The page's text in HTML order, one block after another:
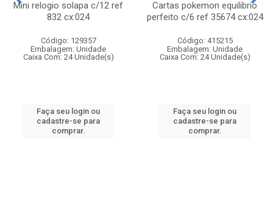
Mini relogio solapa c/12 ref
832 cx:024
Código: 129357
Embalagem: Unidade
Caixa Com: 24 Unidade(s)
Faça seu login ou
cadastre-se para
comprar.
Cartas pokemon equilibrio
perfeito c/6 ref 35674 cx:024
Código: 415215
Embalagem: Unidade
Caixa Com: 24 Unidade(s)
Faça seu login ou
cadastre-se para
comprar.